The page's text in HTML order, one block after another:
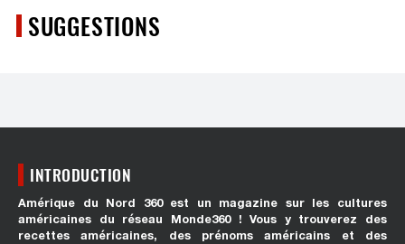
SUGGESTIONS
INTRODUCTION
Amérique du Nord 360 est un magazine sur les cultures
américaines du réseau Monde360 ! Vous y trouverez des
recettes américaines, des prénoms américains et des